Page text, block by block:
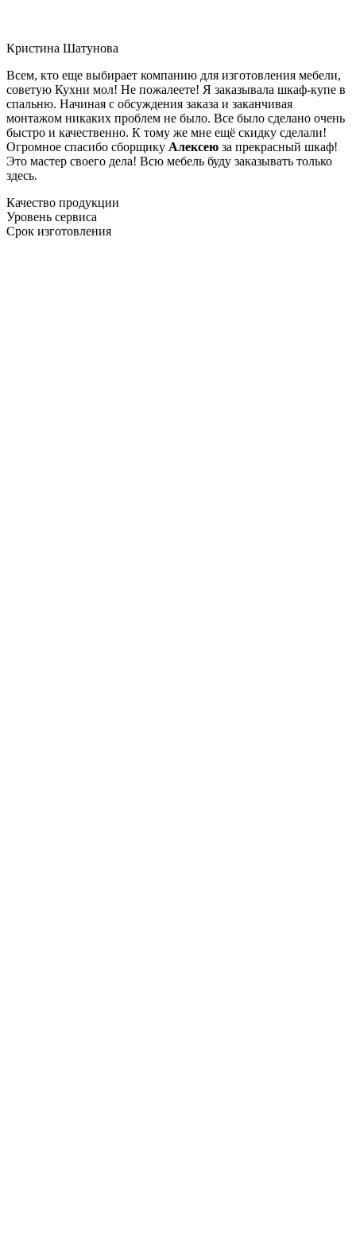
Кристина Шатунова
Всем, кто еще выбирает компанию для изготовления мебели,
советую Кухни мол! Не пожалеете! Я заказывала шкаф-купе в
спальню. Начиная с обсуждения заказа и заканчивая
монтажом никаких проблем не было. Все было сделано очень
быстро и качественно. К тому же мне ещё скидку сделали!
Огромное спасибо сборщику Алексею за прекрасный шкаф!
Это мастер своего дела! Всю мебель буду заказывать только
здесь.
Качество продукции
Уровень сервиса
Срок изготовления